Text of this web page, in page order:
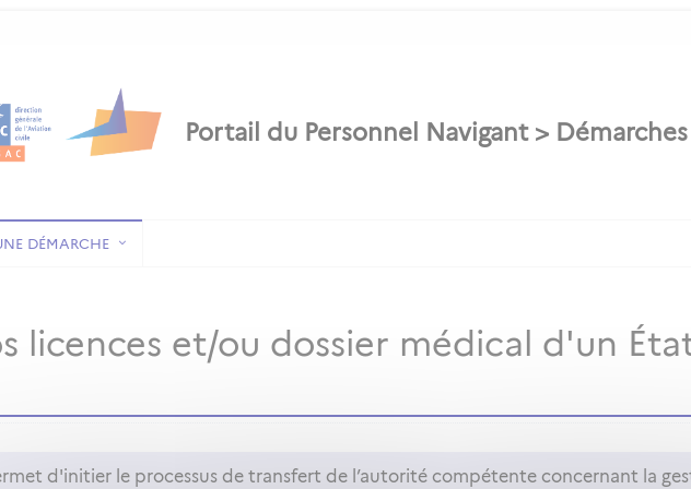
DÉMARCHE
licences et/ou dossier médical d'un
d'initier le processus de transfert de l’autorité compétente concernant la